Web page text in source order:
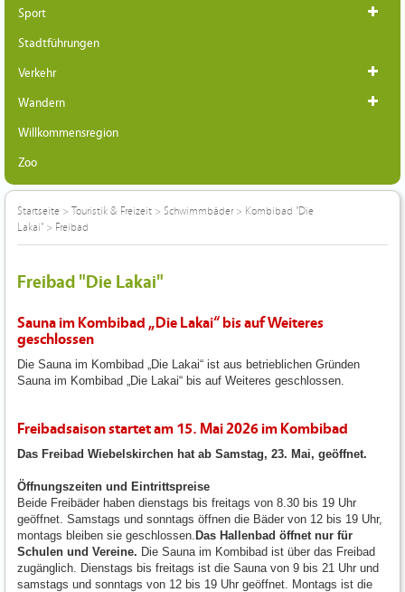
Sport
Stadtführungen
Verkehr
Wandern
Willkommensregion
Zoo
Startseite > Touristik & Freizeit > Schwimmbäder> Kombibad "Die
Lakai" > Freibad
Freibad "Die Lakai"
Sauna im Kombibad „Die Lakai“ bis auf Weiteres
geschlossen
Die Sauna im Kombibad „Die Lakai“ ist aus betrieblichen Gründen
Sauna im Kombibad „Die Lakai“ bis auf Weiteres geschlossen.
Freibadsaison startet am 15. Mai 2026 im Kombibad
Das Freibad Wiebelskirchen hat ab Samstag, 23. Mai, geöffnet.
Öffnungszeiten und Eintrittspreise
Beide Freibäder haben dienstags bis freitags von 8.30 bis 19 Uhr
geöffnet. Samstags und sonntags öffnen die Bäder von 12 bis 19 Uhr,
montags bleiben sie geschlossen. Das Hallenbad öffnet nur für
Schulen und Vereine. Die Sauna im Kombibad ist über das Freibad
zugänglich. Dienstags bis freitags ist die Sauna von 9 bis 21 Uhr und
samstags und sonntags von 12 bis 19 Uhr geöffnet. Montags ist die